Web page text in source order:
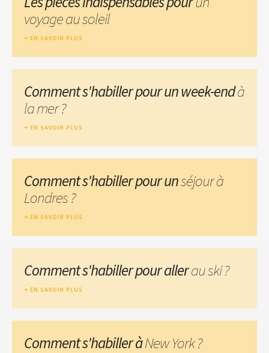
voyage au soleil
EN SAVOIR PLUS
Comment s'habiller pour un week-endà
la mer ?
EN SAVOIR PLUS
Comment s'habiller pour unséjour à
Londres ?
EN SAVOIR PLUS
Comment s'habiller pour allerau ski ?
EN SAVOIR PLUS
Comment s'habiller àNew York ?